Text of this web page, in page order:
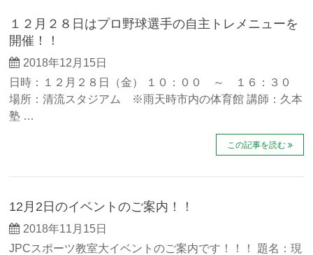
１２月２８日はプロ野球選手の自主トレメニューを
開催！！
2018年12月15日
日時：１２月２８日（金） １０：００ ～ １６：３０
場所：清流スタジアム ※雨天時市内の体育館 講師：久本
塾 …
この記事を読む
12月2日のイベントのご案内！！
2018年11月15日
JPCスポーツ教室大イベントのご案内です！！！ 題名：現